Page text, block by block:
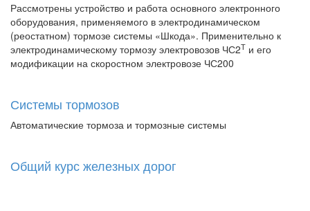
Рассмотрены устройство и работа основного электронного
оборудования, применяемого в электродинамическом
(реостатном) тормозе системы «Шкода». Применительно к
электродинамическому тормозу электровозов ЧС2Т и его
модификации на скоростном электровозе ЧС200
Системы тормозов
Автоматические тормоза и тормозные системы
Общий курс железных дорог